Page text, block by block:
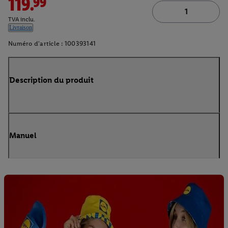
TVA inclu.
Livraison
Numéro d'article : 100393141
Description du produit
Manuel